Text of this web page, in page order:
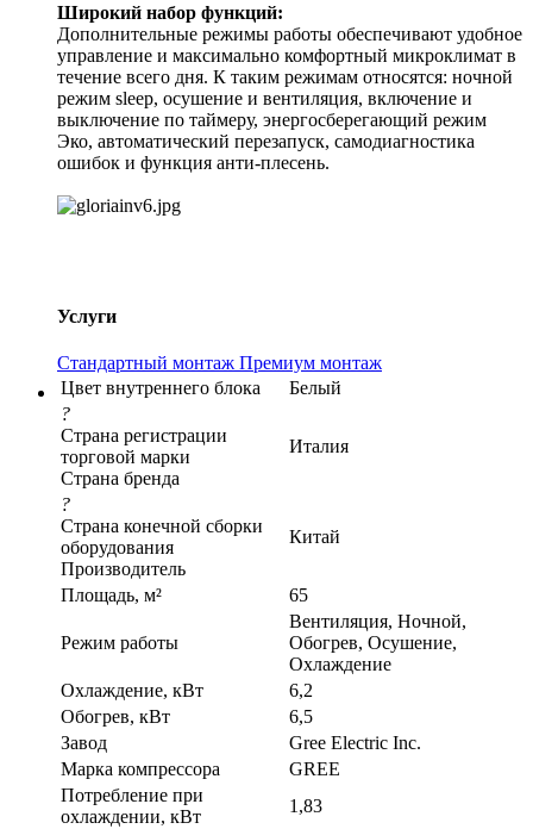
Широкий набор функций:
Дополнительные режимы работы обеспечивают удобное
управление и максимально комфортный микроклимат в
течение всего дня. К таким режимам относятся: ночной
режим sleep, осушение и вентиляция, включение и
выключение по таймеру, энергосберегающий режим
Эко, автоматический перезапуск, самодиагностика
ошибок и функция анти-плесень.
Услуги
Стандартный монтаж Премиум монтаж
Цвет внутреннего блока
Белый
?
Страна регистрации
торговой марки
Страна бренда
Италия
?
Страна конечной сборки
оборудования
Производитель
Китай
Площадь, м² 65
Режим работы
Вентиляция, Ночной,
Обогрев, Осушение,
Охлаждение
Охлаждение, кВт
6,2
Обогрев, кВт
6,5
Завод
Gree Electric Inc.
Марка компрессора
GREE
Потребление при
охлаждении, кВт
1,83